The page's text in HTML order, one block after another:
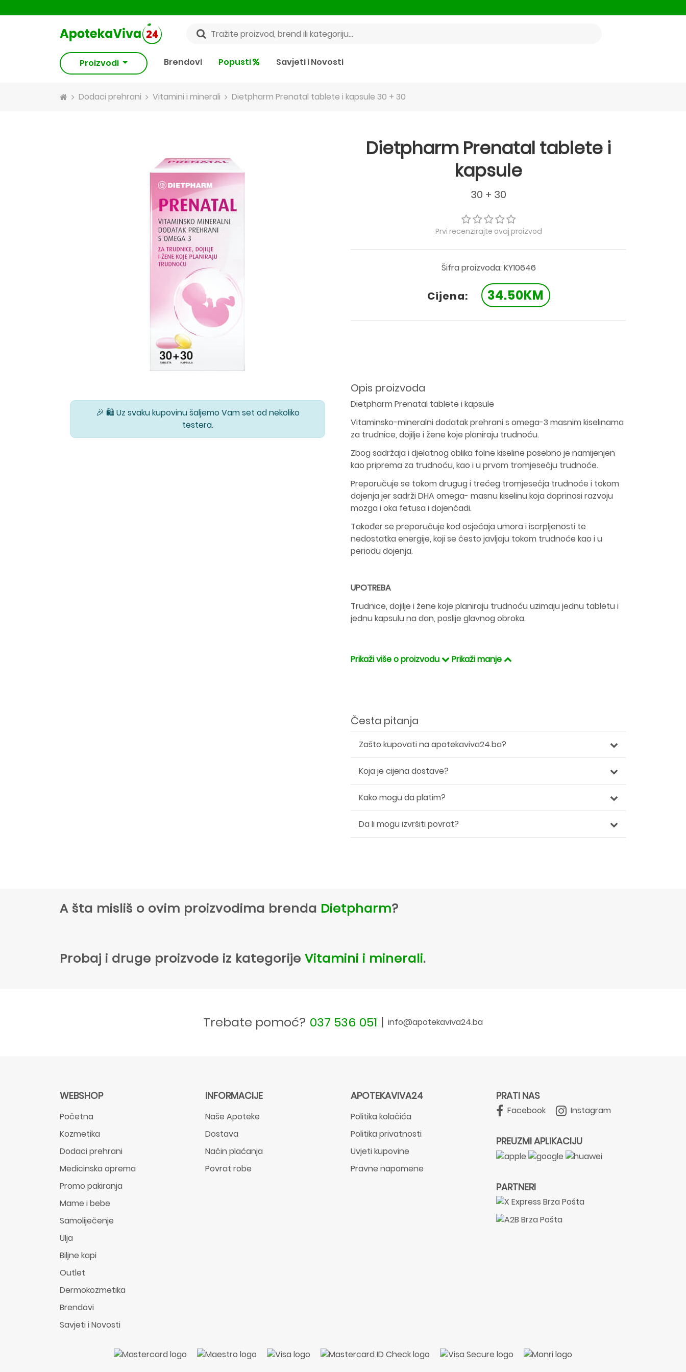
Proizvodi Brendovi Popusti Savjeti i Novosti
Dodaci prehrani Vitamini i minerali Dietpharm Prenatal tablete i kapsule 30 + 30
🎉 🛍️ Uz svaku kupovinu šaljemo Vam set od nekoliko
testera.
Dietpharm Prenatal tablete i
kapsule
30 + 30
Prvi recenzirajte ovaj proizvod
Šifra proizvoda: KY10646
Cijena: 34.50KM
Opis proizvoda
Dietpharm Prenatal tablete i kapsule
Vitaminsko-mineralni dodatak prehrani s omega-3 masnim kiselinama
za trudnice, dojilje i žene koje planiraju trudnoću.
Zbog sadržaja i djelatnog oblika folne kiseline posebno je namijenjen
kao priprema za trudnoću, kao i u prvom tromjesečju trudnoće.
Preporučuje se tokom drugug i trećeg tromjesečja trudnoće i tokom
dojenja jer sadrži DHA omega- masnu kiselinu koja doprinosi razvoju
mozga i oka fetusa i dojenčadi.
Također se preporučuje kod osjećaja umora i iscrpljenosti te
nedostatka energije, koji se često javljaju tokom trudnoće kao i u
periodu dojenja.
UPOTREBA
Trudnice, dojilje i žene koje planiraju trudnoću uzimaju jednu tabletu i
jednu kapsulu na dan, poslije glavnog obroka.
Prikaži više o proizvodu Prikaži manje
Česta pitanja
Zašto kupovati na apotekaviva24.ba?
Koja je cijena dostave?
Kako mogu da platim?
Da li mogu izvršiti povrat?
A šta misliš o ovim proizvodima brenda Dietpharm?
Probaj i druge proizvode iz kategorije Vitamini i minerali.
Trebate pomoć? 037 536 051 | info@apotekaviva24.ba
WEBSHOP
Početna
Kozmetika
Dodaci prehrani
Medicinska oprema
Promo pakiranja
Mame i bebe
Samoliječenje
Ulja
Biljne kapi
Outlet
Dermokozmetika
Brendovi
Savjeti i Novosti
INFORMACIJE
Naše Apoteke
Dostava
Način plaćanja
Povrat robe
APOTEKAVIVA24
Politika kolačića
Politika privatnosti
Uvjeti kupovine
Pravne napomene
PRATI NAS
Facebook Instagram
PREUZMI APLIKACIJU
PARTNERI